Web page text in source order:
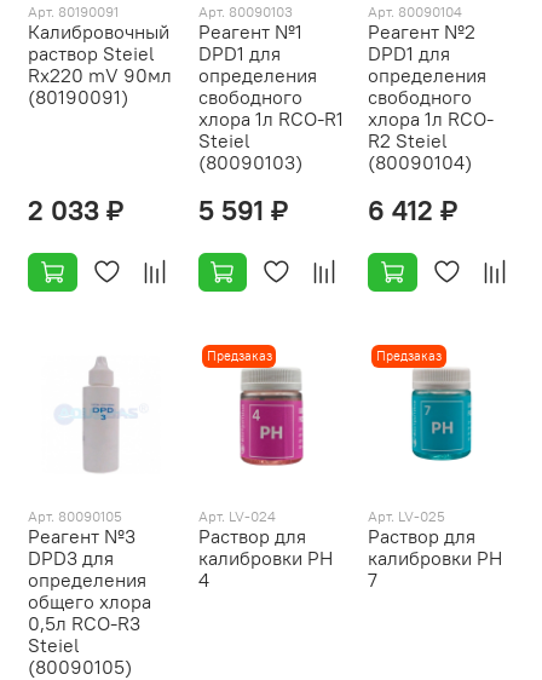
Арт. 80190091
Калибровочный
раствор Steiel
Rx220 mV 90мл
(80190091)
2 033 ₽
Арт. 80090103
Реагент №1
DPD1 для
определения
свободного
хлора 1л RCO-R1
Steiel
(80090103)
5 591 ₽
Арт. 80090104
Реагент №2
DPD1 для
определения
свободного
хлора 1л RCO-
R2 Steiel
(80090104)
6 412 ₽
Арт. 80090105
Реагент №3
DPD3 для
определения
общего хлора
0,5л RCO-R3
Steiel
(80090105)
Предзаказ
Арт. LV-024
Раствор для
калибровки РH
4
Предзаказ
Арт. LV-025
Раствор для
калибровки РH
7